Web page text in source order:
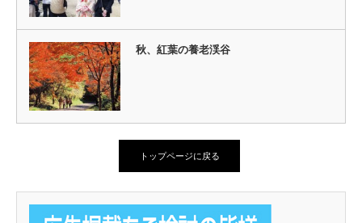
秋、紅葉の養老渓谷
トップページに戻る